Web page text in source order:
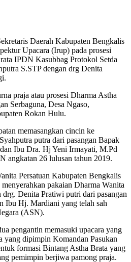
Daerah Kabupaten Bengkalis
Upacara (Irup) pada prosesi
IPDN Kasubbag Protokol Setda
S.STP dengan drg Denita
praja atau prosesi Dharma Astha
Serbaguna, Desa Ngaso,
Rokan Hulu.
memasangkan cincin ke
putra dari pasangan Bapak
Ibu Dra. Hj Yeni Irmayati, M.Pd
angkatan 26 lulusan tahun 2019.
Persatuan Kabupaten Bengkalis
pakaian Dharma Wanita
drg. Denita Pratiwi putri dari pasangan
Ibu Hj. Mardiani yang telah sah
(ASN).
pengantin memasuki upacara yang
yang dipimpin Komandan Pasukan
formasi Bintang Astha Brata yang
pemimpin berjiwa pamong praja.